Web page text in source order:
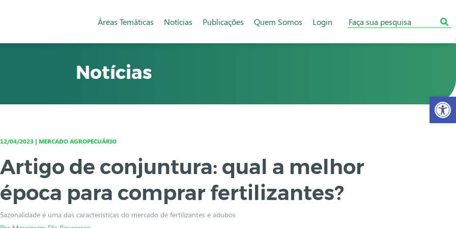
Áreas Temáticas Notícias Publicações Quem Somos Login
Notícias
12/04/2023 | MERCADO AGROPECUÁRIO
Artigo de conjuntura: qual a melhor
época para comprar fertilizantes?
Sazonalidade é uma das características do mercado de fertilizantes e adubos